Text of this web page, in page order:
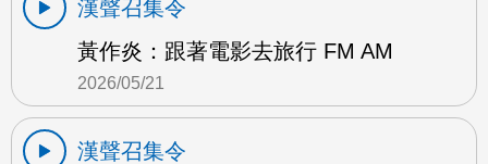
漢聲召集令
黃作炎：跟著電影去旅行 FM AM
2026/05/21
漢聲召集令